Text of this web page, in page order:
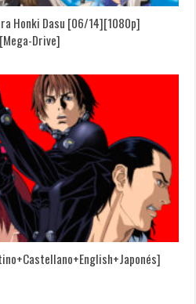
Honki Dasu [06/14][1080p]
Drive]